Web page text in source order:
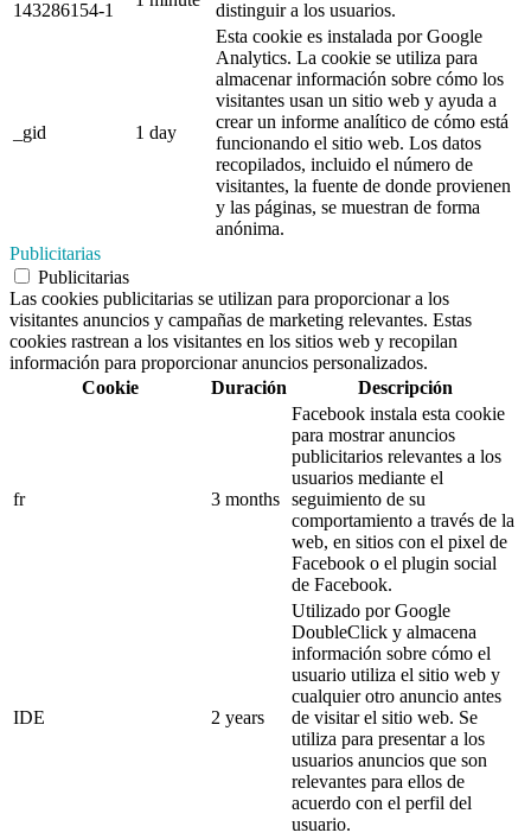
143286154-1 distinguir a los usuarios.
_gid 1 day
Esta cookie es instalada por Google
Analytics. La cookie se utiliza para
almacenar información sobre cómo los
visitantes usan un sitio web y ayuda a
crear un informe analítico de cómo está
funcionando el sitio web. Los datos
recopilados, incluido el número de
visitantes, la fuente de donde provienen
y las páginas, se muestran de forma
anónima.
Publicitarias
Publicitarias
Las cookies publicitarias se utilizan para proporcionar a los
visitantes anuncios y campañas de marketing relevantes. Estas
cookies rastrean a los visitantes en los sitios web y recopilan
información para proporcionar anuncios personalizados.
Cookie
Duración Descripción
fr 3 months
Facebook instala esta cookie
para mostrar anuncios
publicitarios relevantes a los
usuarios mediante el
seguimiento de su
comportamiento a través de la
web, en sitios con el pixel de
Facebook o el plugin social
de Facebook.
IDE 2 years
Utilizado por Google
DoubleClick y almacena
información sobre cómo el
usuario utiliza el sitio web y
cualquier otro anuncio antes
de visitar el sitio web. Se
utiliza para presentar a los
usuarios anuncios que son
relevantes para ellos de
acuerdo con el perfil del
usuario.